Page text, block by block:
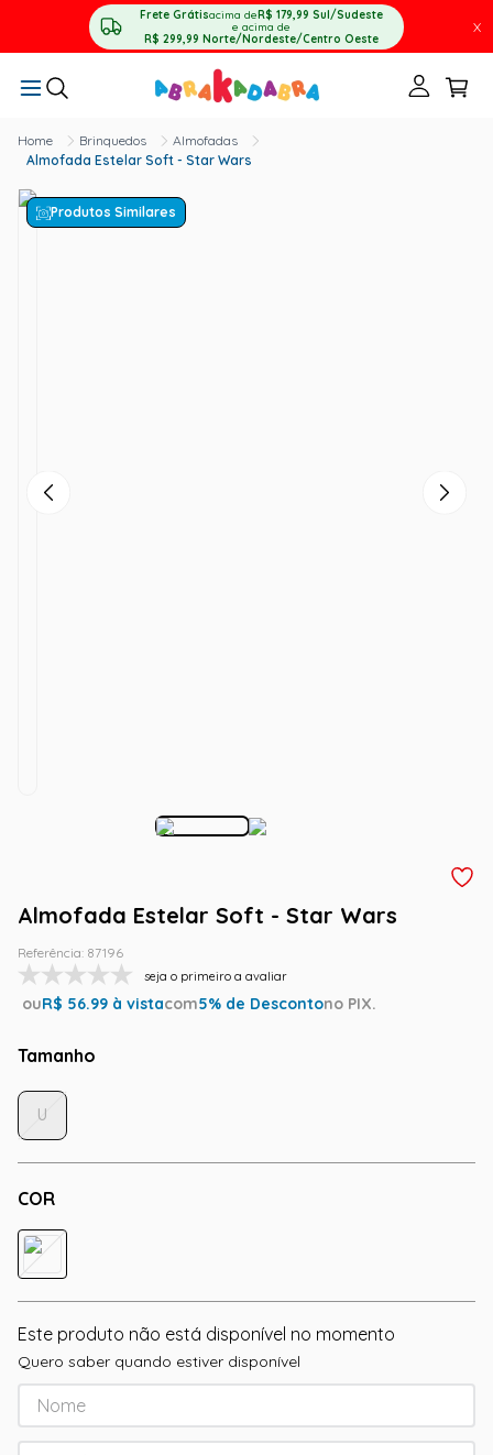
Frete Grátisacima deR$ 179,99 Sul/Sudeste
e acima de
R$ 299,99 Norte/Nordeste/Centro Oeste
X
Brinquedos
Almofadas
Almofada Estelar Soft - Star Wars
Produtos Similares
Almofada Estelar Soft - Star Wars
Referência: 87196
seja o primeiro a avaliar
ouR$ 56.99 à vistacom5% de Descontono PIX.
Tamanho
COR
U
Este produto não está disponível no momento
Quero saber quando estiver disponível